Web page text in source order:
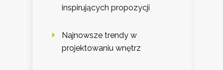
inspirujących propozycji
Najnowsze trendy w
projektowaniu wnętrz